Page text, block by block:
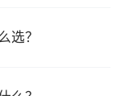
选？